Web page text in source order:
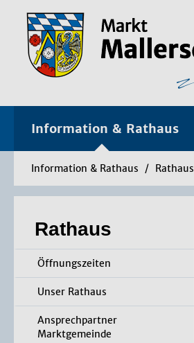
Information & Rathaus
Information & Rathaus / Rathaus
Rathaus
Öffnungszeiten
Unser Rathaus
Ansprechpartner
Marktgemeinde